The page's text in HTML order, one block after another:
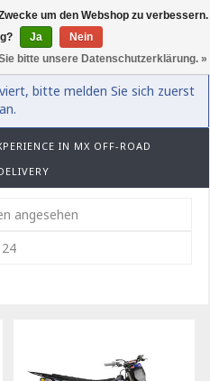
0
bitte melden Sie sich zuerst
an.
IN MX OFF-ROAD
angesehen
24
um den Webshop zu verbessern.
Ja
Nein
bitte unsere Datenschutzerklärung. »